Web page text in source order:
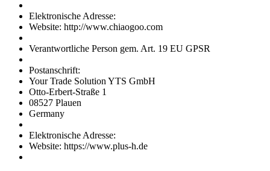
Elektronische Adresse:
Website: http://www.chiaogoo.com
Verantwortliche Person gem. Art. 19 EU GPSR
Postanschrift:
Your Trade Solution YTS GmbH
Otto-Erbert-Straße 1
08527 Plauen
Germany
Elektronische Adresse:
Website: https://www.plus-h.de